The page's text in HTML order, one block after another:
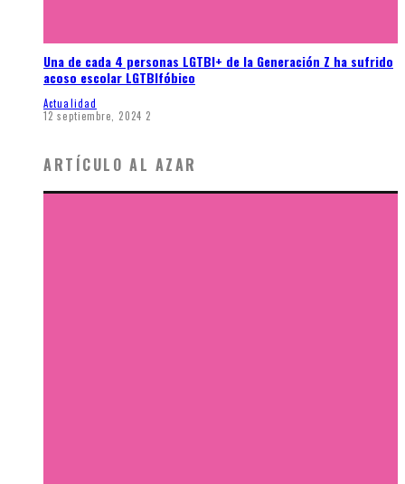
Una de cada 4 personas LGTBI+ de la Generación Z ha sufrido
acoso escolar LGTBIfóbico
Actualidad
12 septiembre, 2024 2
ARTÍCULO AL AZAR